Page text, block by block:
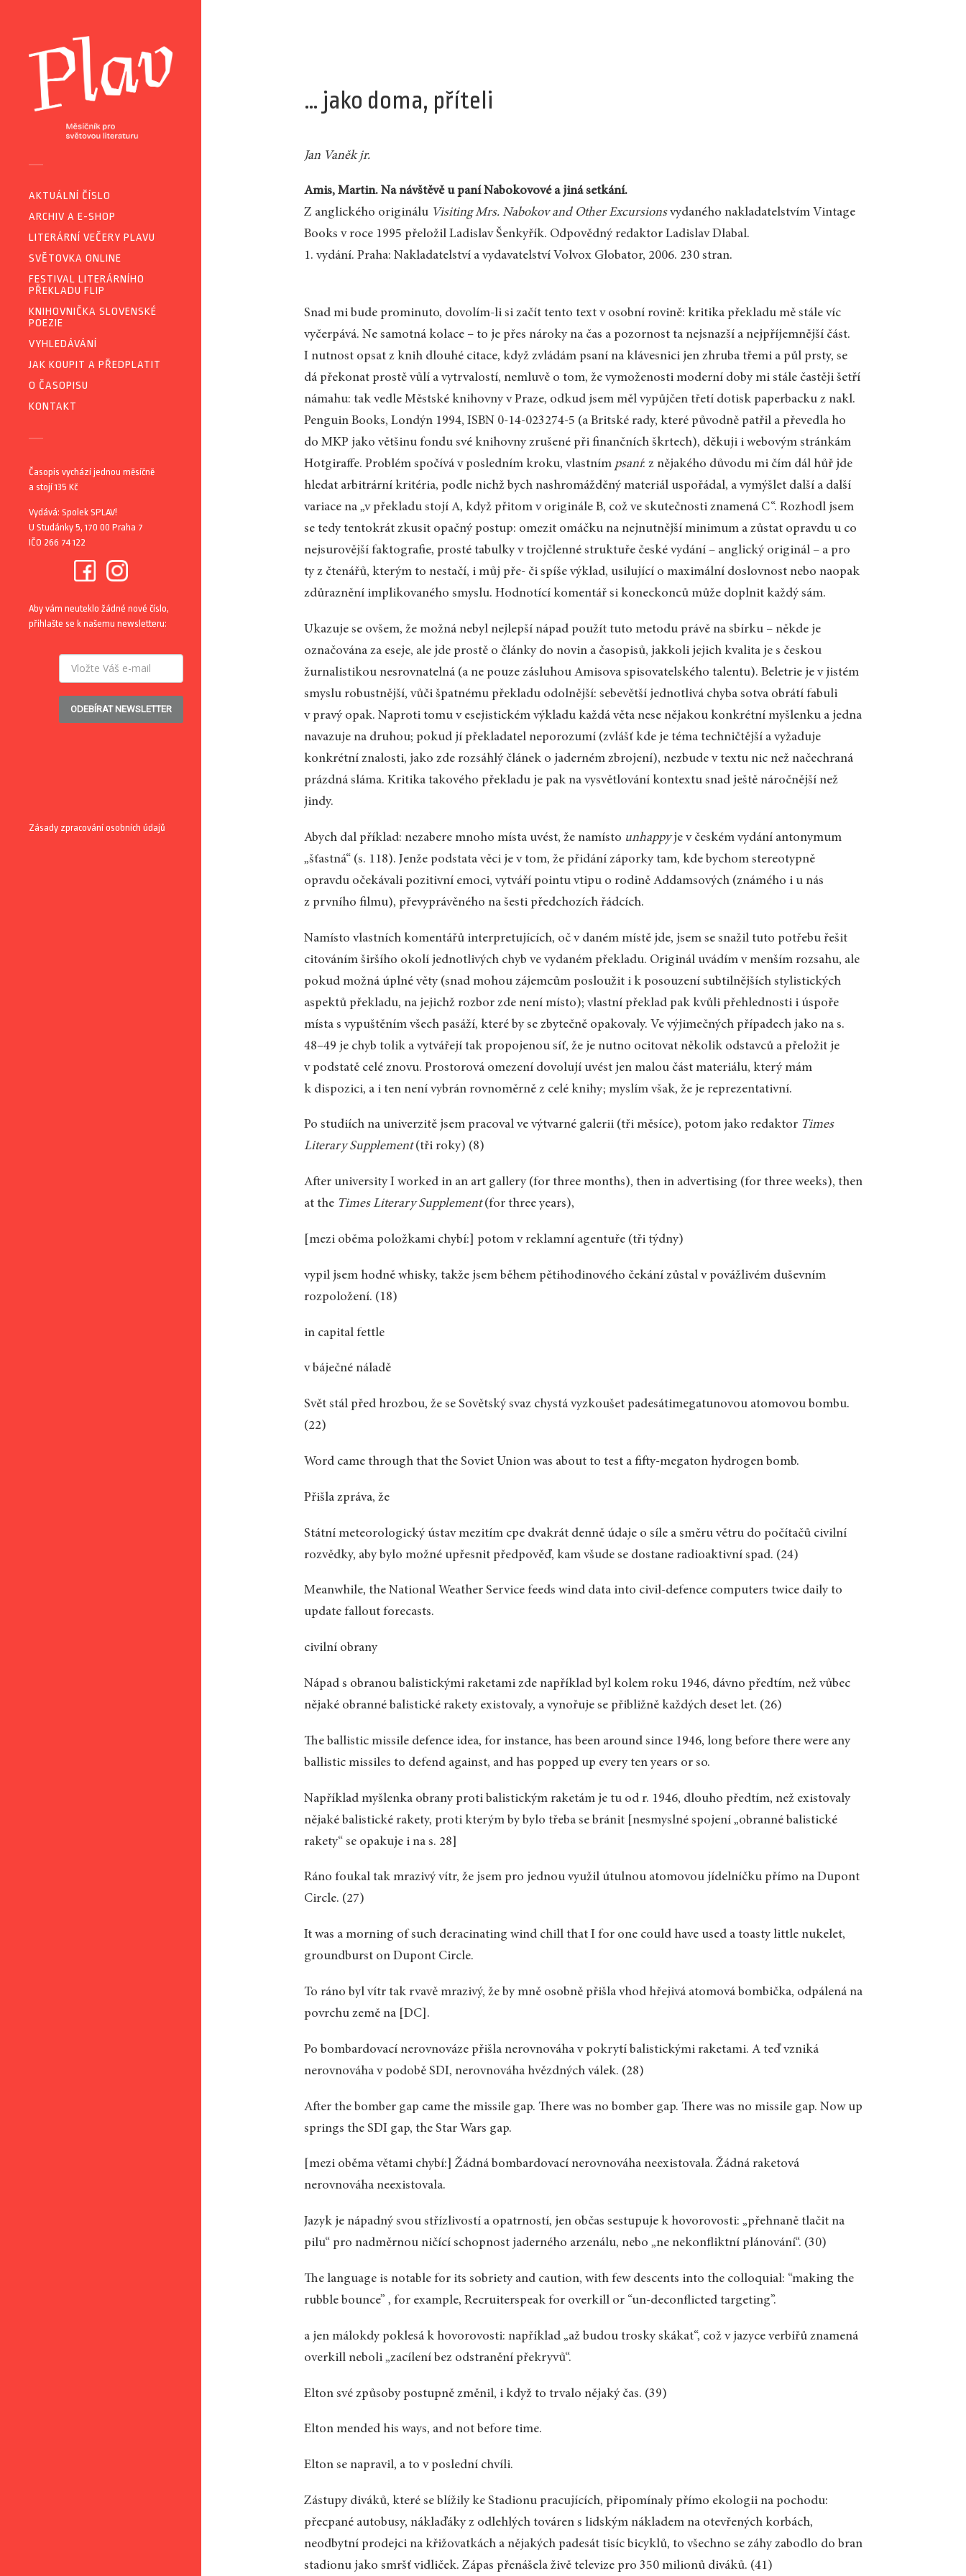
AKTUÁLNÍ ČÍSLO
ARCHIV A E-SHOP
LITERÁRNÍ VEČERY PLAVU
SVĚTOVKA ONLINE
FESTIVAL LITERÁRNÍHO
PŘEKLADU FLIP
KNIHOVNIČKA SLOVENSKÉ
POEZIE
VYHLEDÁVÁNÍ
JAK KOUPIT A PŘEDPLATIT
O ČASOPISU
KONTAKT
Časopis vychází jednou měsíčně
a stojí 135 Kč
Vydává: Spolek SPLAV!
U Studánky 5, 170 00 Praha 7
IČO 266 74 122
Aby vám neuteklo žádné nové číslo,
přihlašte se k našemu newsletteru:
ODEBÍRAT NEWSLETTER
Zásady zpracování osobních údajů
… jako doma, příteli
Jan Vaněk jr.
Amis, Martin. Na návštěvě u paní Nabokovové a jiná setkání.
Z anglického originálu Visiting Mrs. Nabokov and Other Excursionsvydaného nakladatelstvím Vintage
Books v roce 1995 přeložil Ladislav Šenkyřík. Odpovědný redaktor Ladislav Dlabal.
1. vydání. Praha: Nakladatelství a vydavatelství Volvox Globator, 2006. 230 stran.
Snad mi bude prominuto, dovolím-li si začít tento text v osobní rovině: kritika překladu mě stále víc
vyčerpává. Ne samotná kolace – to je přes nároky na čas a pozornost ta nejsnazší a nejpříjemnější část.
I nutnost opsat z knih dlouhé citace, když zvládám psaní na klávesnici jen zhruba třemi a půl prsty, se
dá překonat prostě vůlí a vytrvalostí, nemluvě o tom, že vymoženosti moderní doby mi stále častěji šetří
námahu: tak vedle Městské knihovny v Praze, odkud jsem měl vypůjčen třetí dotisk paperbacku z nakl.
Penguin Books, Londýn 1994, ISBN 0-14-023274-5 (a Britské rady, které původně patřil a převedla ho
do MKP jako většinu fondu své knihovny zrušené při finančních škrtech), děkuji i webovým stránkám
Hotgiraffe. Problém spočívá v posledním kroku, vlastním psaní: z nějakého důvodu mi čím dál hůř jde
hledat arbitrární kritéria, podle nichž bych nashromážděný materiál uspořádal, a vymýšlet další a další
variace na „v překladu stojí A, když přitom v originále B, což ve skutečnosti znamená C“. Rozhodl jsem
se tedy tentokrát zkusit opačný postup: omezit omáčku na nejnutnější minimum a zůstat opravdu u co
nejsurovější faktografie, prosté tabulky v trojčlenné struktuře české vydání – anglický originál – a pro
ty z čtenářů, kterým to nestačí, i můj pře- či spíše výklad, usilující o maximální doslovnost nebo naopak
zdůraznění implikovaného smyslu. Hodnotící komentář si koneckonců může doplnit každý sám.
Ukazuje se ovšem, že možná nebyl nejlepší nápad použít tuto metodu právě na sbírku – někde je
označována za eseje, ale jde prostě o články do novin a časopisů, jakkoli jejich kvalita je s českou
žurnalistikou nesrovnatelná (a ne pouze zásluhou Amisova spisovatelského talentu). Beletrie je v jistém
smyslu robustnější, vůči špatnému překladu odolnější: sebevětší jednotlivá chyba sotva obrátí fabuli
v pravý opak. Naproti tomu v esejistickém výkladu každá věta nese nějakou konkrétní myšlenku a jedna
navazuje na druhou; pokud jí překladatel neporozumí (zvlášť kde je téma techničtější a vyžaduje
konkrétní znalosti, jako zde rozsáhlý článek o jaderném zbrojení), nezbude v textu nic než načechraná
prázdná sláma. Kritika takového překladu je pak na vysvětlování kontextu snad ještě náročnější než
jindy.
Abych dal příklad: nezabere mnoho místa uvést, že namísto unhappyje v českém vydání antonymum
„šťastná“ (s. 118). Jenže podstata věci je v tom, že přidání záporky tam, kde bychom stereotypně
opravdu očekávali pozitivní emoci, vytváří pointu vtipu o rodině Addamsových (známého i u nás
z prvního filmu), převyprávěného na šesti předchozích řádcích.
Namísto vlastních komentářů interpretujících, oč v daném místě jde, jsem se snažil tuto potřebu řešit
citováním širšího okolí jednotlivých chyb ve vydaném překladu. Originál uvádím v menším rozsahu, ale
pokud možná úplné věty (snad mohou zájemcům posloužit i k posouzení subtilnějších stylistických
aspektů překladu, na jejichž rozbor zde není místo); vlastní překlad pak kvůli přehlednosti i úspoře
místa s vypuštěním všech pasáží, které by se zbytečně opakovaly. Ve výjimečných případech jako na s.
48–49 je chyb tolik a vytvářejí tak propojenou síť, že je nutno ocitovat několik odstavců a přeložit je
v podstatě celé znovu. Prostorová omezení dovolují uvést jen malou část materiálu, který mám
k dispozici, a i ten není vybrán rovnoměrně z celé knihy; myslím však, že je reprezentativní.
Po studiích na univerzitě jsem pracoval ve výtvarné galerii (tři měsíce), potom jako redaktor Times
Literary Supplement(tři roky) (8)
After university I worked in an art gallery (for three months), then in advertising (for three weeks), then
at the Times Literary Supplement(for three years),
[mezi oběma položkami chybí:] potom v reklamní agentuře (tři týdny)
vypil jsem hodně whisky, takže jsem během pětihodinového čekání zůstal v povážlivém duševním
rozpoložení. (18)
in capital fettle
v báječné náladě
Svět stál před hrozbou, že se Sovětský svaz chystá vyzkoušet padesátimegatunovou atomovou bombu.
(22)
Word came through that the Soviet Union was about to test a fifty-megaton hydrogen bomb.
Přišla zpráva, že
Státní meteorologický ústav mezitím cpe dvakrát denně údaje o síle a směru větru do počítačů civilní
rozvědky, aby bylo možné upřesnit předpověď, kam všude se dostane radioaktivní spad. (24)
Meanwhile, the National Weather Service feeds wind data into civil-defence computers twice daily to
update fallout forecasts.
civilní obrany
Nápad s obranou balistickými raketami zde například byl kolem roku 1946, dávno předtím, než vůbec
nějaké obranné balistické rakety existovaly, a vynořuje se přibližně každých deset let. (26)
The ballistic missile defence idea, for instance, has been around since 1946, long before there were any
ballistic missiles to defend against, and has popped up every ten years or so.
Například myšlenka obrany proti balistickým raketám je tu od r. 1946, dlouho předtím, než existovaly
nějaké balistické rakety, proti kterým by bylo třeba se bránit [nesmyslné spojení „obranné balistické
rakety“ se opakuje i na s. 28]
Ráno foukal tak mrazivý vítr, že jsem pro jednou využil útulnou atomovou jídelníčku přímo na Dupont
Circle. (27)
It was a morning of such deracinating wind chill that I for one could have used a toasty little nukelet,
groundburst on Dupont Circle.
To ráno byl vítr tak rvavě mrazivý, že by mně osobně přišla vhod hřejivá atomová bombička, odpálená na
povrchu země na [DC].
Po bombardovací nerovnováze přišla nerovnováha v pokrytí balistickými raketami. A teď vzniká
nerovnováha v podobě SDI, nerovnováha hvězdných válek. (28)
After the bomber gap came the missile gap. There was no bomber gap. There was no missile gap. Now up
springs the SDI gap, the Star Wars gap.
[mezi oběma větami chybí:] Žádná bombardovací nerovnováha neexistovala. Žádná raketová
nerovnováha neexistovala.
Jazyk je nápadný svou střízlivostí a opatrností, jen občas sestupuje k hovorovosti: „přehnaně tlačit na
pilu“ pro nadměrnou ničící schopnost jaderného arzenálu, nebo „ne nekonfliktní plánování“. (30)
The language is notable for its sobriety and caution, with few descents into the colloquial: “making the
rubble bounce” , for example, Recruiterspeak for overkill or “un-deconflicted targeting”.
a jen málokdy poklesá k hovorovosti: například „až budou trosky skákat“, což v jazyce verbířů znamená
overkill neboli „zacílení bez odstranění překryvů“.
Elton své způsoby postupně změnil, i když to trvalo nějaký čas. (39)
Elton mended his ways, and not before time.
Elton se napravil, a to v poslední chvíli.
Zástupy diváků, které se blížily ke Stadionu pracujících, připomínaly přímo ekologii na pochodu:
přecpané autobusy, náklaďáky z odlehlých továren s lidským nákladem na otevřených korbách,
neodbytní prodejci na křižovatkách a nějakých padesát tisíc bicyklů, to všechno se záhy zabodlo do bran
stadionu jako smršť vidliček. Zápas přenášela živě televize pro 350 milionů diváků. (41)